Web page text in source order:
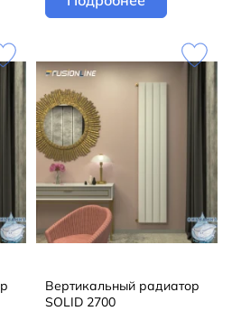
Вертикальный радиатор
SOLID 2700